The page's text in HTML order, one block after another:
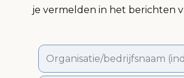
je vermelden in het berichten